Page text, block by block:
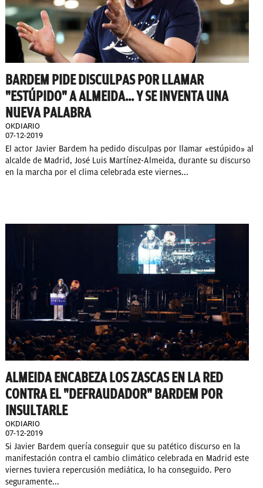
BARDEM PIDE DISCULPAS POR LLAMAR
"ESTÚPIDO" A ALMEIDA... Y SE INVENTA UNA
NUEVA PALABRA
OKDIARIO
07-12-2019
El actor Javier Bardem ha pedido disculpas por llamar «estúpido» al
alcalde de Madrid, José Luis Martínez-Almeida, durante su discurso
en la marcha por el clima celebrada este viernes...
ALMEIDA ENCABEZA LOS ZASCAS EN LA RED
CONTRA EL "DEFRAUDADOR" BARDEM POR
INSULTARLE
OKDIARIO
07-12-2019
Si Javier Bardem quería conseguir que su patético discurso en la
manifestación contra el cambio climático celebrada en Madrid este
viernes tuviera repercusión mediática, lo ha conseguido. Pero
seguramente...